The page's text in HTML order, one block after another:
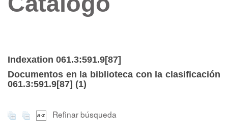
Indexation 061.3:591.9[87]
Documentos en la biblioteca con la clasificación
061.3:591.9[87] (1)
Refinar búsqueda